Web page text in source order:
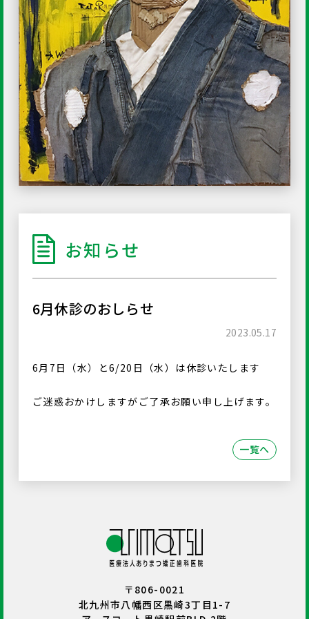
お知らせ
6月休診のおしらせ
2023.05.17
6月7日（水）と6/20日（水）は休診いたします
ご迷惑おかけしますがご了承お願い申し上げます。
一覧へ
〒806-0021
北九州市八幡西区黒崎3丁目1-7